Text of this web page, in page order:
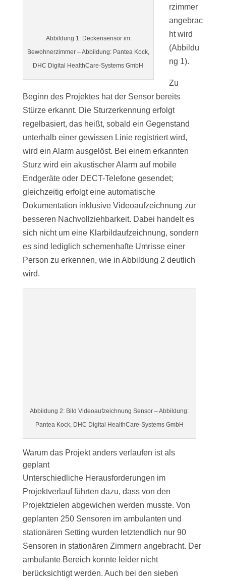
Abbildung 1: Deckensensor im
Bewohnerzimmer – Abbildung: Pantea Kock,
DHC Digital HealthCare-Systems GmbH
rzimmer
angebrac
ht wird
(Abbildu
ng 1).
Zu
Beginn des Projektes hat der Sensor bereits
Stürze erkannt. Die Sturzerkennung erfolgt
regelbasiert, das heißt, sobald ein Gegenstand
unterhalb einer gewissen Linie registriert wird,
wird ein Alarm ausgelöst. Bei einem erkannten
Sturz wird ein akustischer Alarm auf mobile
Endgeräte oder DECT-Telefone gesendet;
gleichzeitig erfolgt eine automatische
Dokumentation inklusive Videoaufzeichnung zur
besseren Nachvollziehbarkeit. Dabei handelt es
sich nicht um eine Klarbildaufzeichnung, sondern
es sind lediglich schemenhafte Umrisse einer
Person zu erkennen, wie in Abbildung 2 deutlich
wird.
Abbildung 2: Bild Videoaufzeichnung Sensor – Abbildung:
Pantea Kock, DHC Digital HealthCare-Systems GmbH
Warum das Projekt anders verlaufen ist als
geplant
Unterschiedliche Herausforderungen im
Projektverlauf führten dazu, dass von den
Projektzielen abgewichen werden musste. Von
geplanten 250 Sensoren im ambulanten und
stationären Setting wurden letztendlich nur 90
Sensoren in stationären Zimmern angebracht. Der
ambulante Bereich konnte leider nicht
berücksichtigt werden. Auch bei den sieben